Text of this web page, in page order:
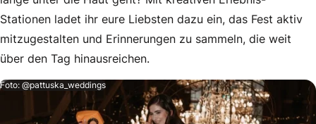
Ihr wünscht euch eine Hochzeit, die euren Gästen noch
Stationen ladet ihr eure Liebsten dazu ein, das Fest aktiv
mitzugestalten und Erinnerungen zu sammeln, die weit
über den Tag hinausreichen.
Foto: @pattuska_weddings